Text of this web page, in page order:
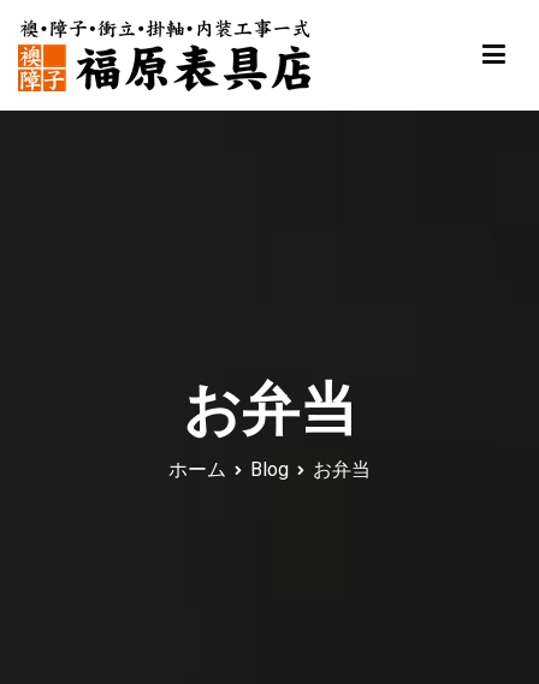
福原表具店
お弁当
ホーム Blog お弁当